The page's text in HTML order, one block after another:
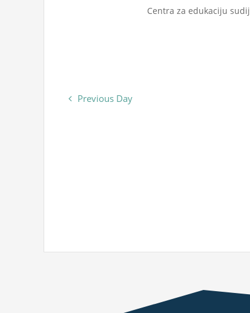
Centra za edukaciju
Previous Day